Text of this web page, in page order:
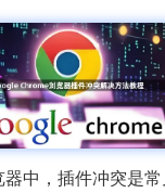
器中，插件冲突是常